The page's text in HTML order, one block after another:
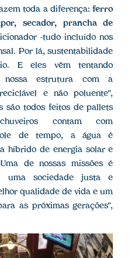
toda a diferença:ferro
secador, prancha de
-tudo incluído nos
Por lá, sustentabilidade
E eles vêm tentando
nossa estrutura com a
e não poluente",
são todos feitos de pallets
contam com
de tempo, a água é
híbrido de energia solar e
de nossas missões é
uma sociedade justa e
qualidade de vida e um
as próximas gerações",